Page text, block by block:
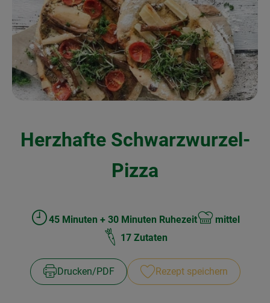
Kochen & Backen
Naturkost
Drogerie
Blog
Veranstaltungen
Herzhafte Schwarzwurzel-
Pizza
Zubreitungszeit:
45 Minuten + 30 Minuten Ruhezeit
Schwierigkeit:
mittel
17 Zutaten
Drucken​/​PDF Rezept speichern